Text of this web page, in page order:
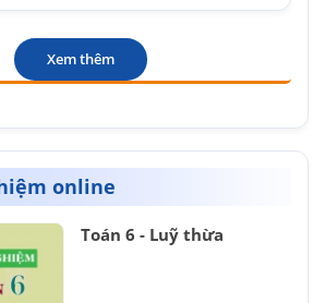
Xem thêm
online
Toán 6 - Luỹ thừa